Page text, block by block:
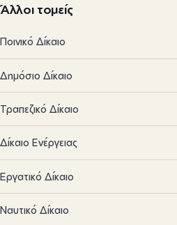
Άλλοι τομείς
Ποινικό Δίκαιο
Δημόσιο Δίκαιο
Τραπεζικό Δίκαιο
Δίκαιο Ενέργειας
Εργατικό Δίκαιο
Ναυτικό Δίκαιο